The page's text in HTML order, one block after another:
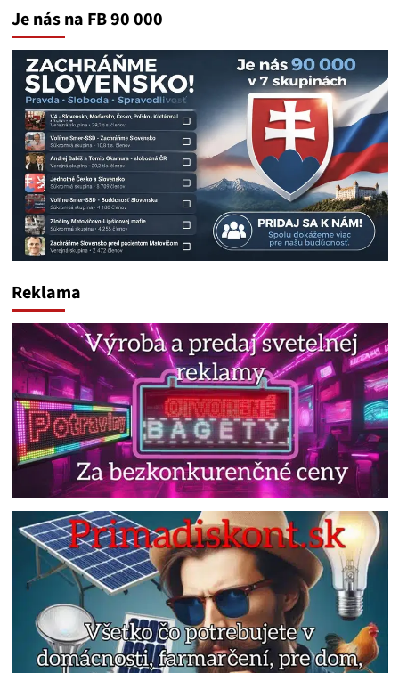
Je nás na FB 90 000
Reklama